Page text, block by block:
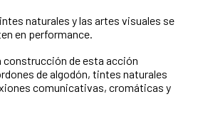
naturales y las artes visuales se
en performance.
construcción de esta acción
de algodón, tintes naturales
comunicativas, cromáticas y